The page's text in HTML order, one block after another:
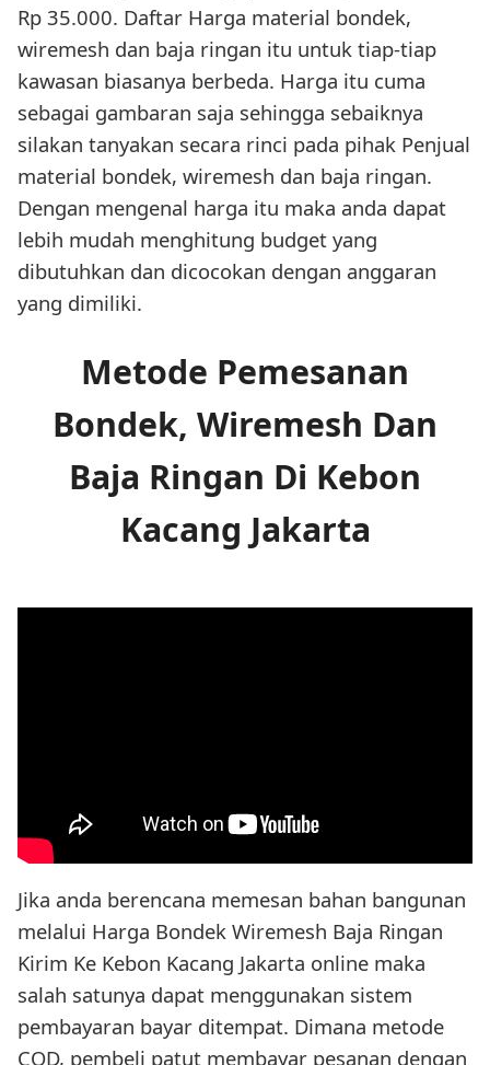
Rp 35.000. Daftar Harga material bondek,
wiremesh dan baja ringan itu untuk tiap-tiap
kawasan biasanya berbeda. Harga itu cuma
sebagai gambaran saja sehingga sebaiknya
silakan tanyakan secara rinci pada pihak Penjual
material bondek, wiremesh dan baja ringan.
Dengan mengenal harga itu maka anda dapat
lebih mudah menghitung budget yang
dibutuhkan dan dicocokan dengan anggaran
yang dimiliki.
Metode Pemesanan
Bondek, Wiremesh Dan
Baja Ringan Di Kebon
Kacang Jakarta
Jika anda berencana memesan bahan bangunan
melalui Harga Bondek Wiremesh Baja Ringan
Kirim Ke Kebon Kacang Jakarta online maka
salah satunya dapat menggunakan sistem
pembayaran bayar ditempat. Dimana metode
COD, pembeli patut membayar pesanan dengan